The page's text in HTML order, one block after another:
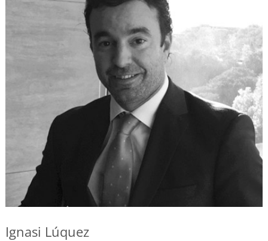
Ignasi Lúquez